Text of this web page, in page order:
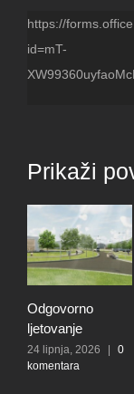
https://
id=mT-
Prikaži
Odgovorno
ljetovanje
24 lipnja, 2026
0
komentara